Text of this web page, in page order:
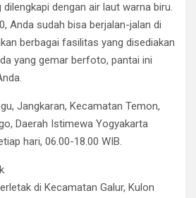
dengan air laut warna biru.
Anda sudah bisa berjalan-jalan di
berbagai fasilitas yang disediakan
yang gemar berfoto, pantai ini
Jangkaran, Kecamatan Temon,
Daerah Istimewa Yogyakarta
hari, 06.00-18.00 WIB.
di Kecamatan Galur, Kulon